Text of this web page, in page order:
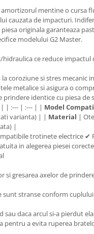
mentine o cursa
cauzata de impacturi.
originala garanteaza
modelului G2 Master.
hidraulica ce reduce impactul
coroziune si stres mecanic
metalice si asigura o
prindere identice cu piesa de
| :--- | :--- | | Model
varianta) | | Material |
|
trotinete electrice ✔
in alegerea piesei
si gresarea axelor de
sunt stranse conform
sau daca arcul si-a pierdut
pentru a evita ruperea